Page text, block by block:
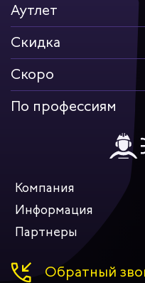
Аутлет
Скидка
Скоро
По профессиям
Компания
Информация
Партнеры
Обратный